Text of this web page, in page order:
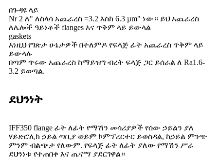
በጉዳዩ ላይ
Nr 2 ለ" ለስላሳ አጨራረስ =3.2 እስከ 6.3 µm" ነው። ይህ አጨራረስ
ለሌሎች ዓይነቶች flanges እና ጥቅም ላይ ይውላል
gaskets
እነዚህ የገጽታ ሁኔታዎች በተለምዶ የፍላጅ ፊት አጨራረስ ጥቅም ላይ
ይውላሉ
በጣም ጥሩው አጨራረስ ከማይዝግ ብረት ፍላጅ ጋር ይሰራል ለ Ra1.6-
3.2 ይወጣል.
ደህንነት
IFF350 flange ፊት ለፊት የማሽን መሳሪያዎች የሰው ኃይልን ያለ
ሃይድሮሊክ ኃይል ጣቢያ ወይም ኮምፕረርተር ይወስዳል, ከኃይል ምንጭ
ምንም ብልጭታ የለውም. የፍላጅ ፊት ለፊት ያለው የማሽን ሥራ
ደህንነቱ የተጠበቀ እና ጤናማ ያደርገዋል።